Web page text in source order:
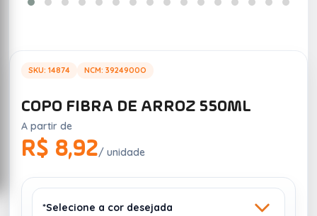
SKU: 14874 NCM: 3924900O
COPO FIBRA DE ARROZ 550ML
A partir de
R$ 8,92/ unidade
*Selecione a cor desejada